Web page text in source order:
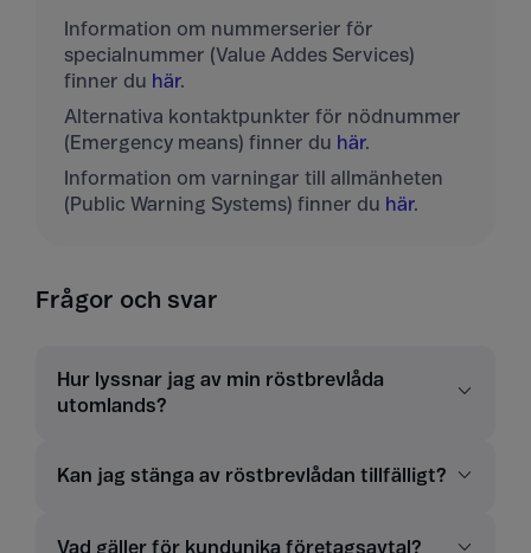
Information om nummerserier för
specialnummer (Value Addes Services)
finner du här.
Alternativa kontaktpunkter för nödnummer
(Emergency means) finner du här.
Information om varningar till allmänheten
(Public Warning Systems) finner du här.
Frågor och svar
Hur lyssnar jag av min röstbrevlåda
utomlands?
Kan jag stänga av röstbrevlådan tillfälligt?
Vad gäller för kundunika företagsavtal?